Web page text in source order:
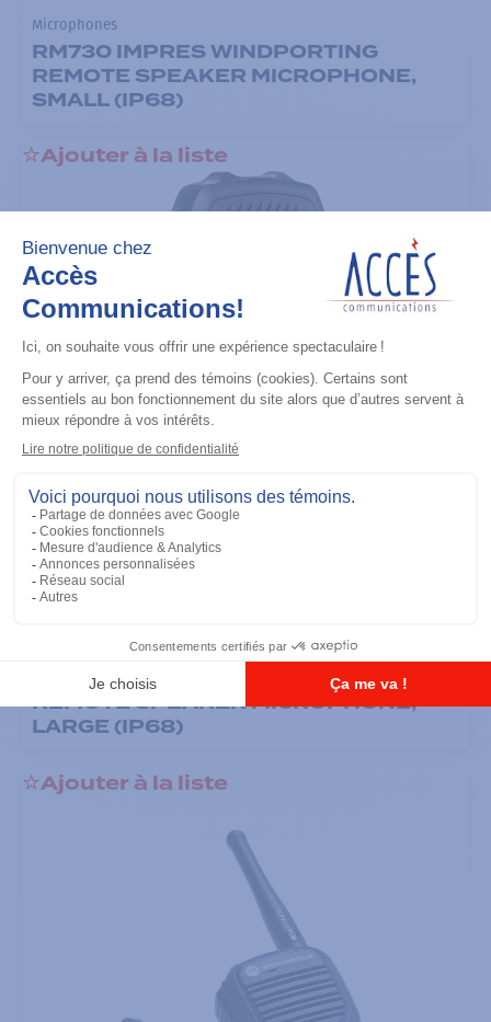
Microphones
RM730 IMPRES WINDPORTING
REMOTE SPEAKER MICROPHONE,
SMALL (IP68)
Ajouter à la liste
RM760 IMPRES WINDPORTING
REMOTE SPEAKER MICROPHONE,
LARGE (IP68)
Ajouter à la liste